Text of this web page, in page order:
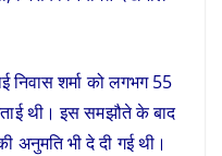
निवास शर्मा को लगभग 55
थी। इस समझौते के बाद
अनुमति भी दे दी गई थी।